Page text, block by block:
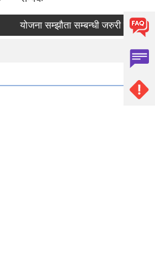
सम्बन्धी जरुरी सूचना । व्यवशाय